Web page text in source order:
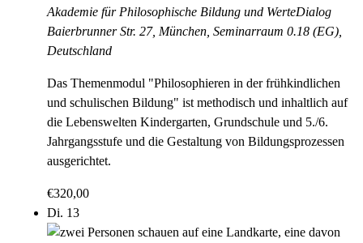
Akademie für Philosophische Bildung und WerteDialog
Baierbrunner Str. 27, München, Seminarraum 0.18 (EG),
Deutschland
Das Themenmodul "Philosophieren in der frühkindlichen
und schulischen Bildung" ist methodisch und inhaltlich auf
die Lebenswelten Kindergarten, Grundschule und 5./6.
Jahrgangsstufe und die Gestaltung von Bildungsprozessen
ausgerichtet.
€320,00
Di. 13